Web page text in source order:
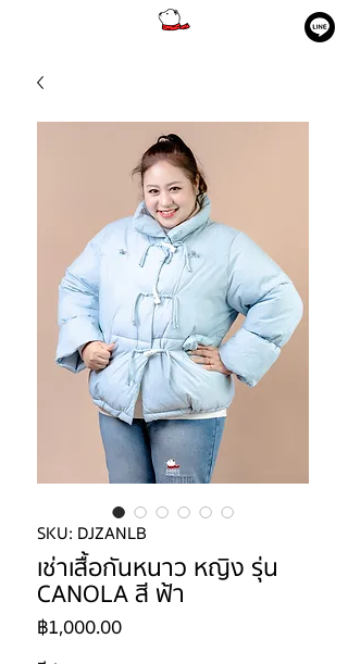
SKU: DJZANLB
เช่าเสื้อกันหนาว หญิง รุ่น
CANOLA สี ฟ้า
฿1,000.00ราคา